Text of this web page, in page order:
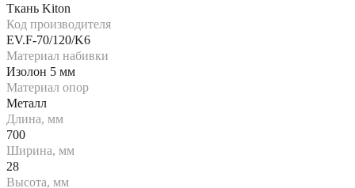
Ткань Kiton
Код производителя
EV.F-70/120/K6
Материал набивки
Изолон 5 мм
Материал опор
Металл
Длина, мм
700
Ширина, мм
28
Высота, мм